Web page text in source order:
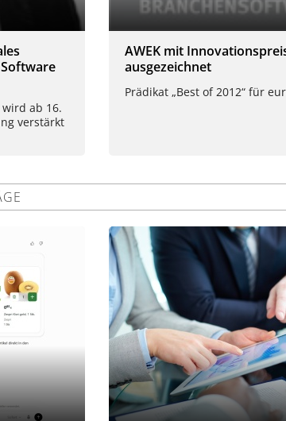
ab 16.
verstärkt
AWEK mit
ausgezeichnet
Prädikat „Best of 2012“ für